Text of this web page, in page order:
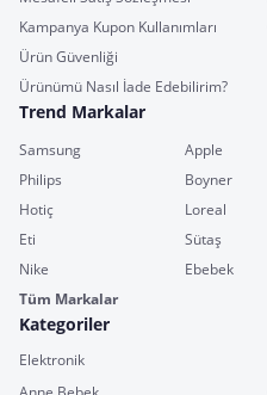
Kampanya Kupon Kullanımları
Ürün Güvenliği
Ürünümü Nasıl İade Edebilirim?
Trend Markalar
Samsung Apple
Philips
Boyner
Hotiç
Loreal
Eti
Sütaş
Nike
Ebebek
Tüm Markalar
Kategoriler
Elektronik